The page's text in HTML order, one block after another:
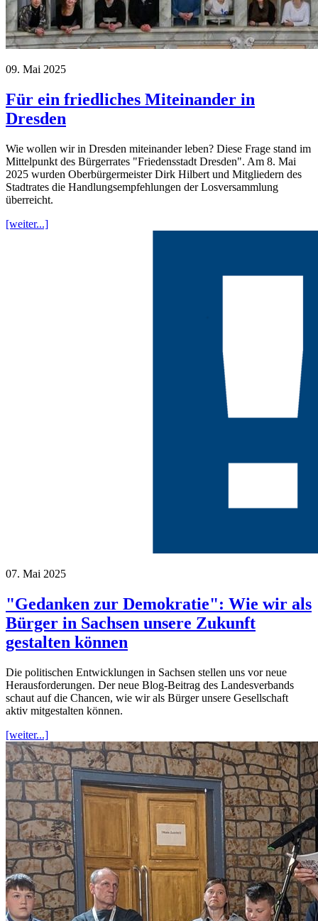
09. Mai 2025
Für ein friedliches Miteinander in
Dresden
Wie wollen wir in Dresden miteinander leben? Diese Frage stand im
Mittelpunkt des Bürgerrates "Friedensstadt Dresden". Am 8. Mai
2025 wurden Oberbürgermeister Dirk Hilbert und Mitgliedern des
Stadtrates die Handlungsempfehlungen der Losversammlung
überreicht.
[weiter...]
07. Mai 2025
"Gedanken zur Demokratie": Wie wir als
Bürger in Sachsen unsere Zukunft
gestalten können
Die politischen Entwicklungen in Sachsen stellen uns vor neue
Herausforderungen. Der neue Blog-Beitrag des Landesverbands
schaut auf die Chancen, wie wir als Bürger unsere Gesellschaft
aktiv mitgestalten können.
[weiter...]